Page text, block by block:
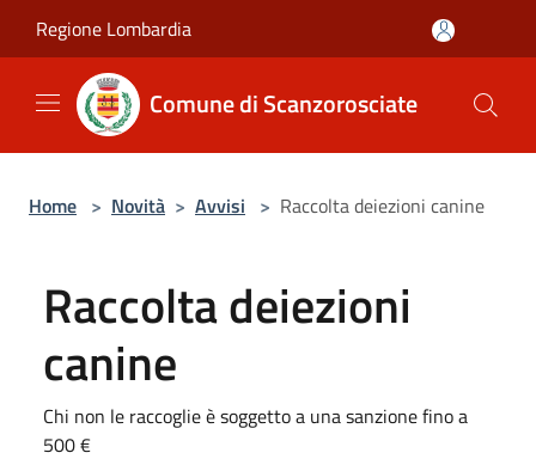
Regione Lombardia
Comune di Scanzorosciate
Home > Novità > Avvisi > Raccolta deiezioni canine
Raccolta deiezioni
canine
Chi non le raccoglie è soggetto a una sanzione fino a
500 €